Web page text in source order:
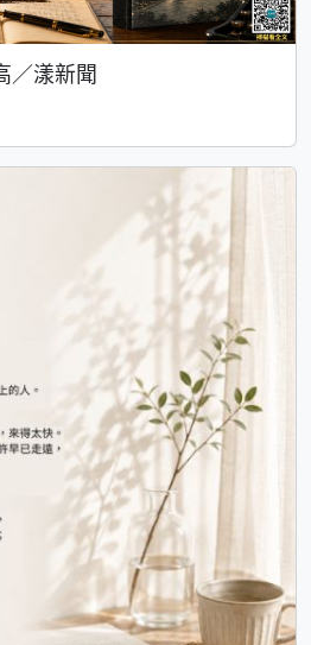
黃山高／漾新聞